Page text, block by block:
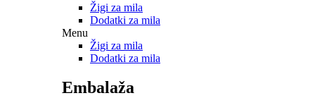
Žigi za mila
Dodatki za mila
Menu
Žigi za mila
Dodatki za mila
Embalaža